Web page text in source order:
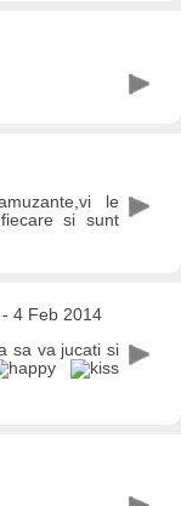
le
si sunt
4 Feb 2014
sa va jucati si